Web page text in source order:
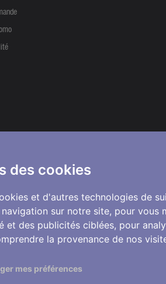
des cookies
et d'autres technologies de
sur notre site, pour vous
et des publicités ciblées, pour
la provenance de nos
mes préférences